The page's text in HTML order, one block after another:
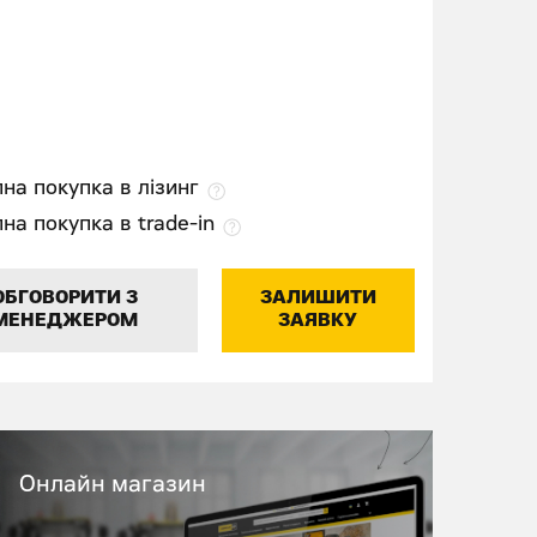
покупка в лізинг
покупка в trade-in
З
ЗАЛИШИТИ
ЗАЯВКУ
Онлайн магазин